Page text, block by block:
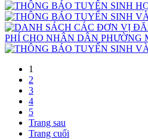
PHÍ CHO NHÂN DÂN PHƯỜNG
1
2
3
4
5
Trang sau
Trang cuối